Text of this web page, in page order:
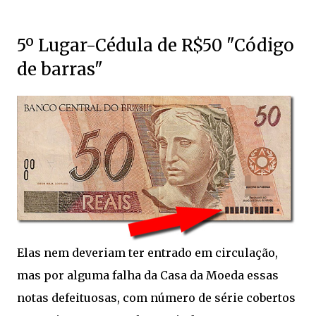
5º Lugar-Cédula de R$50 "Código
de barras"
Elas nem deveriam ter entrado em circulação,
mas por alguma falha da Casa da Moeda essas
notas defeituosas, com número de série cobertos